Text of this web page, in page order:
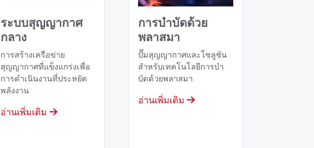
ระบบสุญญากาศ
กลาง
การสร้างเครือข่าย
สุญญากาศที่แข็งแกร่งเพื่อ
การดําเนินงานที่ประหยัด
พลังงาน
อ่านเพิ่มเติม
การบําบัดด้วย
พลาสมา
ปั๊มสุญญากาศและโซลูชัน
สําหรับเทคโนโลยีการบํา
บัดด้วยพลาสมา
อ่านเพิ่มเติม